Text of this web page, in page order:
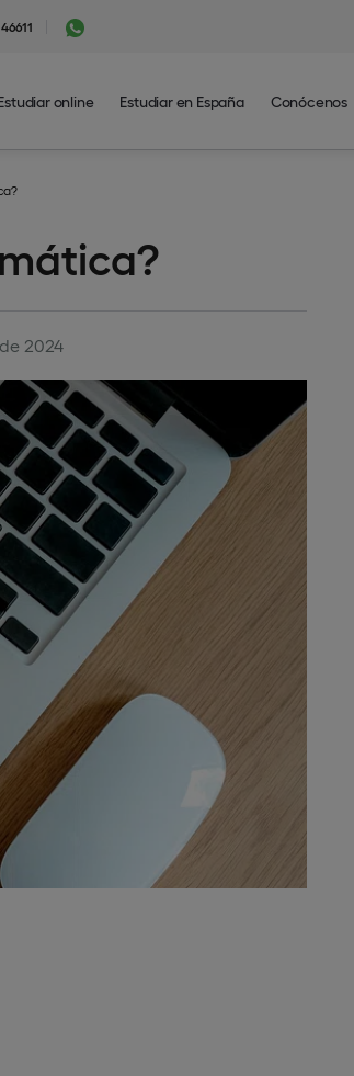
online Estudiar en España Conócenos
2024